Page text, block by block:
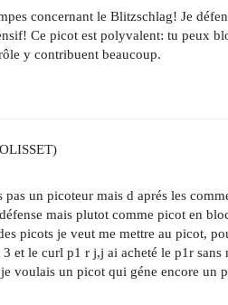
concernant le Blitzschlag! Je
Ce picot est polyvalent: tu peux
y contribuent beaucoup.
pas un picoteur mais d aprés les
mais plutot comme picot en
picots je veut me mettre au picot,
et le curl p1 r j,j ai acheté le p1r sans
voulais un picot qui géne encore un